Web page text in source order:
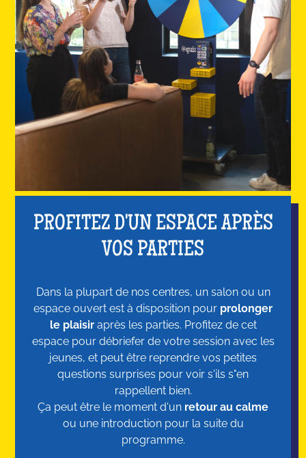
PROFITEZ D'UN ESPACE APRÈS
VOS PARTIES
Dans la plupart de nos centres, un salon ou un
espace ouvert est à disposition pour prolonger
le plaisiraprès les parties. Profitez de cet
espace pour débriefer de votre session avec les
jeunes, et peut être reprendre vos petites
questions surprises pour voir s'ils s"en
rappellent bien.
Ça peut être le moment d'un retour au calme
ou une introduction pour la suite du
programme.